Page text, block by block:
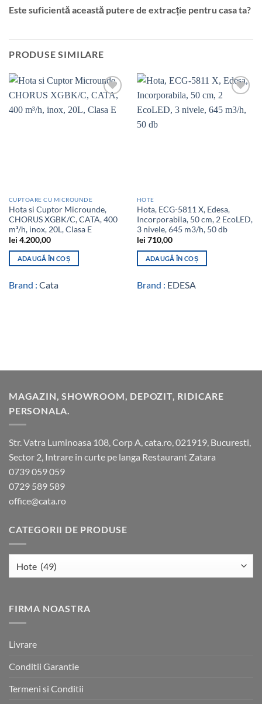
Este suficientă această putere de extracție pentru casa ta?
PRODUSE SIMILARE
wishlist
CUPTOARE CU MICROUNDE
Hota si Cuptor Microunde,
CHORUS XGBK/C, CATA, 400
m³/h, inox, 20L, Clasa E
lei 4.200,00
ADAUGĂ ÎN COȘ
Brand : Cata
wishlist
HOTE
Hota, ECG-5811 X, Edesa,
Incorporabila, 50 cm, 2 EcoLED,
3 nivele, 645 m3/h, 50 db
lei 710,00
ADAUGĂ ÎN COȘ
Brand : EDESA
MAGAZIN, SHOWROOM, DEPOZIT, RIDICARE
PERSONALA.
Str. Vatra Luminoasa 108, Corp A, cata.ro, 021919, Bucuresti,
Sector 2, Intrare in curte pe langa Restaurant Zatara
0739 059 059
0729 589 589
office@cata.ro
CATEGORII DE PRODUSE
FIRMA NOASTRA
Livrare
Conditii Garantie
Termeni si Conditii